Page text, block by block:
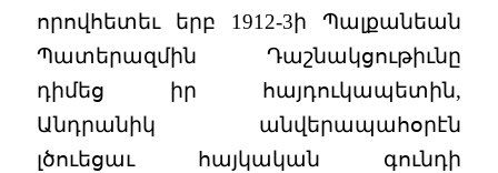
որովհետեւ երբ 1912-3ի Պալքանեան
Պատերազմին Դաշնակցութիւնը
դիմեց իր հայդուկապետին,
Անդրանիկ անվերապահօրէն
լծուեցաւ հայկական գունդի